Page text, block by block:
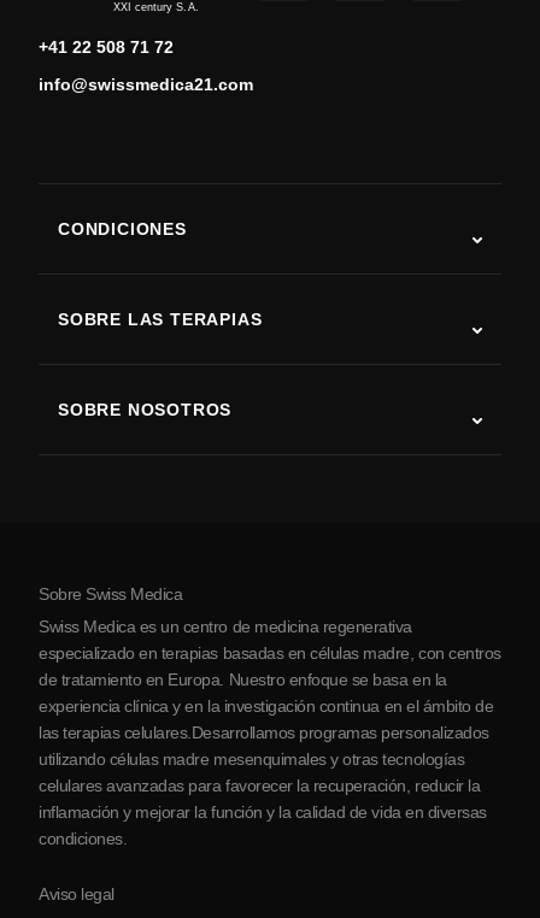
XXI century S.A.
+41 22 508 71 72
info@swissmedica21.com
CONDICIONES
Enfermedad de Parkinson
Artritis
SOBRE LAS TERAPIAS
SOBRE NOSOTROS
Sobre Serbia
Colaboraciones
Sobre Swiss Medica
Swiss Medica es un centro de medicina regenerativa
especializado en terapias basadas en células madre, con centros
de tratamiento en Europa. Nuestro enfoque se basa en la
experiencia clínica y en la investigación continua en el ámbito de
las terapias celulares.Desarrollamos programas personalizados
utilizando células madre mesenquimales y otras tecnologías
celulares avanzadas para favorecer la recuperación, reducir la
inflamación y mejorar la función y la calidad de vida en diversas
condiciones.
Aviso legal